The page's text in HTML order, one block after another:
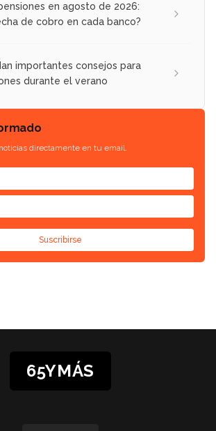
en agosto de 2026:
de cobro en cada banco?
importantes consejos para
durante el verano
directamente en tu email.
Suscribirse
65YMÁS